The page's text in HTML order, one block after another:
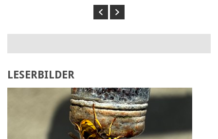
Previous
Next
LESERBILDER
Laden Sie Ihr eigenes Bild hoch